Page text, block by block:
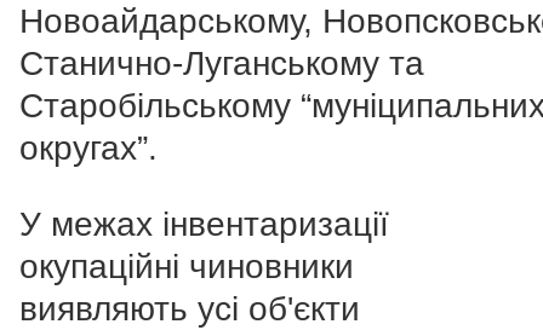
Новоайдарському,
Станично-Луганському та
Старобільському
округах”.
У межах інвентаризації
окупаційні чиновники
виявляють усі об'єкти